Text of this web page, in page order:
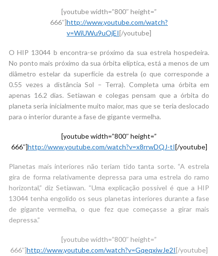
[youtube width=”800″ height=”
666″]http://www.youtube.com/watch?
v=WiUWu9uOjEI[/youtube]
O HIP 13044 b encontra-se próximo da sua estrela hospedeira.
No ponto mais próximo da sua órbita elíptica, está a menos de um
diâmetro estelar da superfície da estrela (o que corresponde a
0.55 vezes a distância Sol – Terra). Completa uma órbita em
apenas 16.2 dias. Setiawan e colegas pensam que a órbita do
planeta seria inicialmente muito maior, mas que se teria deslocado
para o interior durante a fase de gigante vermelha.
[youtube width=”800″ height=”
666″]http://www.youtube.com/watch?v=x8rrwDQJ-tI[/youtube]
Planetas mais interiores não teriam tido tanta sorte. “A estrela
gira de forma relativamente depressa para uma estrela do ramo
horizontal,” diz Setiawan. “Uma explicação possível é que a HIP
13044 tenha engolido os seus planetas interiores durante a fase
de gigante vermelha, o que fez que começasse a girar mais
depressa.”
[youtube width=”800″ height=”
666″]http://www.youtube.com/watch?v=GqeqxiwJe2I[/youtube]